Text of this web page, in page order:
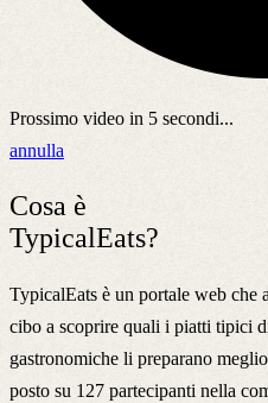
Prossimo video in 5 secondi...
annulla
Cosa è
TypicalEats?
TypicalEats è un portale web che
cibo a scoprire quali i piatti tipici
gastronomiche li preparano
posto su 127 partecipanti nella